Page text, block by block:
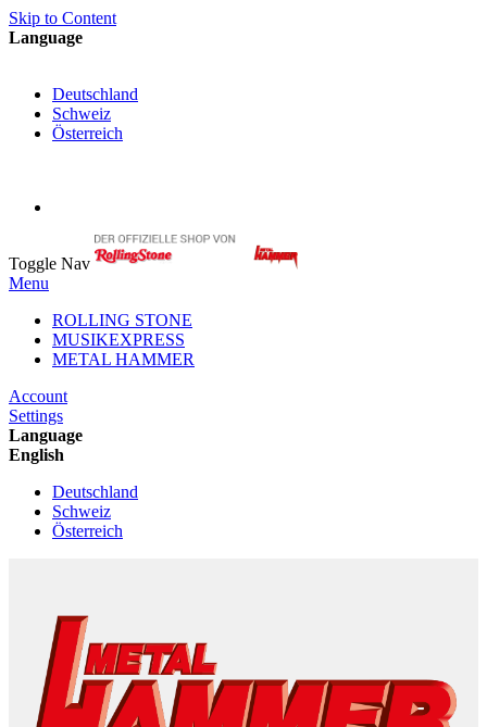
Skip to Content
Language
Deutschland
Schweiz
Österreich
Toggle Nav
Menu
ROLLING STONE
MUSIKEXPRESS
METAL HAMMER
Account
Settings
Language
English
Deutschland
Schweiz
Österreich